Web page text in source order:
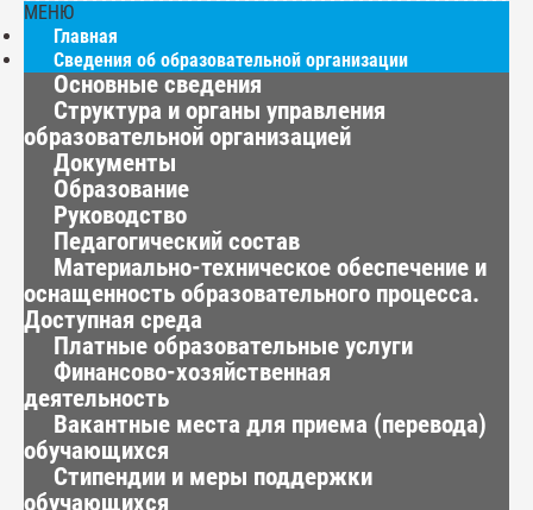
МЕНЮ
Главная
Сведения об образовательной организации
Основные сведения
Структура и органы управления
образовательной организацией
Документы
Образование
Руководство
Педагогический состав
Материально-техническое обеспечение и
оснащенность образовательного процесса.
Доступная среда
Платные образовательные услуги
Финансово-хозяйственная
деятельность
Вакантные места для приема (перевода)
обучающихся
Стипендии и меры поддержки
обучающихся